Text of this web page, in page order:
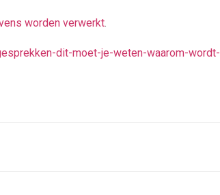
worden verwerkt.
dit-moet-je-weten-waarom-wordt-